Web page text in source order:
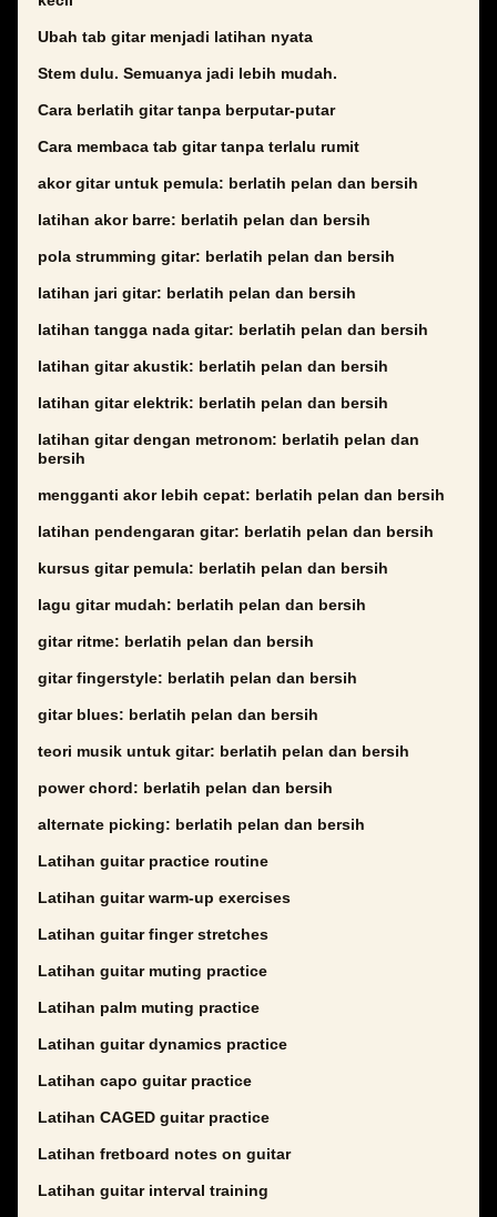
Ubah tab gitar menjadi latihan nyata
Stem dulu. Semuanya jadi lebih mudah.
Cara berlatih gitar tanpa berputar-putar
Cara membaca tab gitar tanpa terlalu rumit
akor gitar untuk pemula: berlatih pelan dan bersih
latihan akor barre: berlatih pelan dan bersih
pola strumming gitar: berlatih pelan dan bersih
latihan jari gitar: berlatih pelan dan bersih
latihan tangga nada gitar: berlatih pelan dan bersih
latihan gitar akustik: berlatih pelan dan bersih
latihan gitar elektrik: berlatih pelan dan bersih
latihan gitar dengan metronom: berlatih pelan dan
bersih
mengganti akor lebih cepat: berlatih pelan dan bersih
latihan pendengaran gitar: berlatih pelan dan bersih
kursus gitar pemula: berlatih pelan dan bersih
lagu gitar mudah: berlatih pelan dan bersih
gitar ritme: berlatih pelan dan bersih
gitar fingerstyle: berlatih pelan dan bersih
gitar blues: berlatih pelan dan bersih
teori musik untuk gitar: berlatih pelan dan bersih
power chord: berlatih pelan dan bersih
alternate picking: berlatih pelan dan bersih
Latihan guitar practice routine
Latihan guitar warm-up exercises
Latihan guitar finger stretches
Latihan guitar muting practice
Latihan palm muting practice
Latihan guitar dynamics practice
Latihan capo guitar practice
Latihan CAGED guitar practice
Latihan fretboard notes on guitar
Latihan guitar interval training